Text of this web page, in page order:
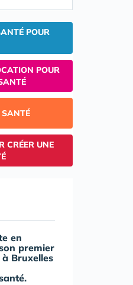
POUR
POUR
SANTÉ
CRÉER UNE
en
premier
Bruxelles